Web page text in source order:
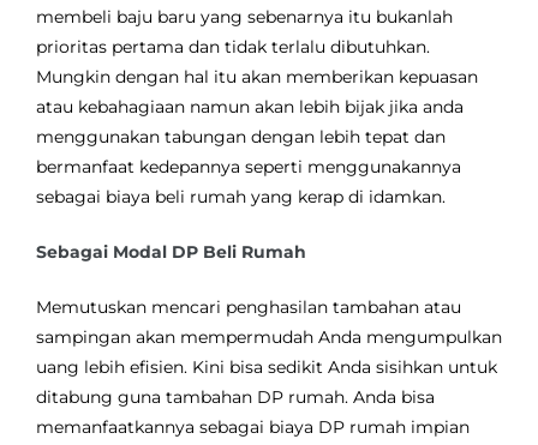
membeli baju baru yang sebenarnya itu bukanlah
prioritas pertama dan tidak terlalu dibutuhkan.
Mungkin dengan hal itu akan memberikan kepuasan
atau kebahagiaan namun akan lebih bijak jika anda
menggunakan tabungan dengan lebih tepat dan
bermanfaat kedepannya seperti menggunakannya
sebagai biaya beli rumah yang kerap di idamkan.
Sebagai Modal DP Beli Rumah
Memutuskan mencari penghasilan tambahan atau
sampingan akan mempermudah Anda mengumpulkan
uang lebih efisien. Kini bisa sedikit Anda sisihkan untuk
ditabung guna tambahan DP rumah. Anda bisa
memanfaatkannya sebagai biaya DP rumah impian